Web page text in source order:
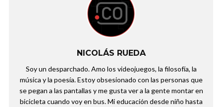
NICOLÁS RUEDA
Soy un desparchado. Amo los videojuegos, la filosofía, la
música y la poesía. Estoy obsesionado con las personas que
se pegan a las pantallas y me gusta ver a la gente montar en
bicicleta cuando voy en bus. Mi educación desde niño hasta